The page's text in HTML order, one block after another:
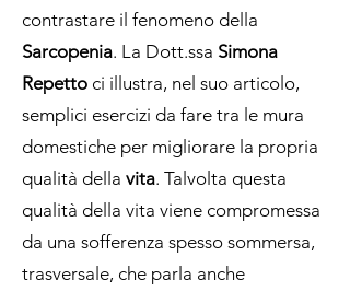
contrastare il fenomeno della
Sarcopenia. La Dott.ssa Simona
Repetto ci illustra, nel suo articolo,
semplici esercizi da fare tra le mura
domestiche per migliorare la propria
qualità della vita. Talvolta questa
qualità della vita viene compromessa
da una sofferenza spesso sommersa,
trasversale, che parla anche